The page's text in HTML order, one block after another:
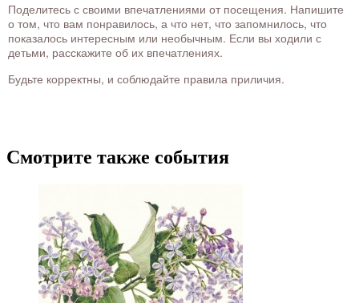
Поделитесь с своими впечатлениями от посещения. Напишите
о том, что вам понравилось, а что нет, что запомнилось, что
показалось интересным или необычным. Если вы ходили с
детьми, расскажите об их впечатлениях.
Будьте корректны, и соблюдайте правила приличия.
Смотрите также события